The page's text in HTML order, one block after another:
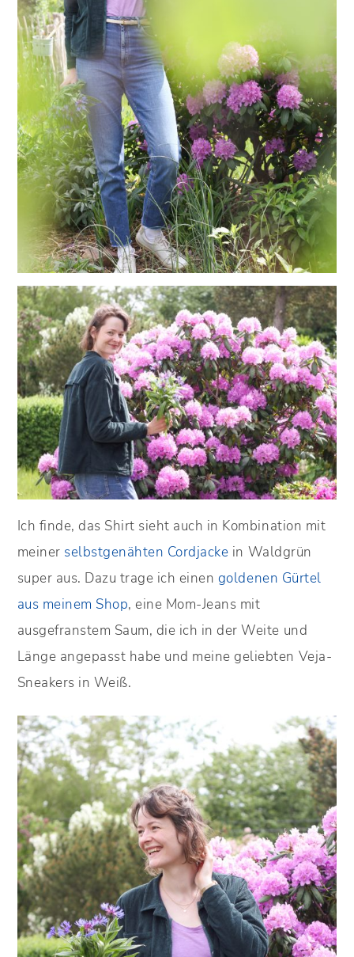
Ich finde, das Shirt sieht auch in Kombination mit
meiner selbstgenähten Cordjacke in Waldgrün
super aus. Dazu trage ich einen goldenen Gürtel
aus meinem Shop, eine Mom-Jeans mit
ausgefranstem Saum, die ich in der Weite und
Länge angepasst habe und meine geliebten Veja-
Sneakers in Weiß.